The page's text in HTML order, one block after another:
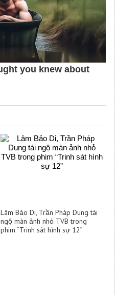
Lâm Bảo Di, Trần Pháp Dung tái
ngộ màn ảnh nhỏ TVB trong
phim “Trinh sát hình sự 12”